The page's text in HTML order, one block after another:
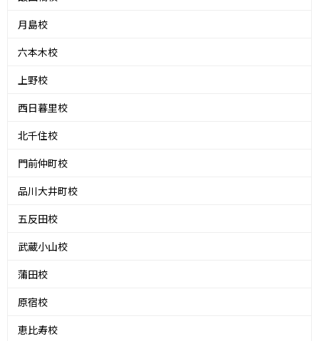
月島校
六本木校
上野校
西日暮里校
北千住校
門前仲町校
品川大井町校
五反田校
武蔵小山校
蒲田校
原宿校
恵比寿校